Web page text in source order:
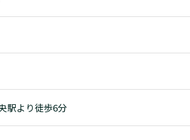
駅より徒歩6分